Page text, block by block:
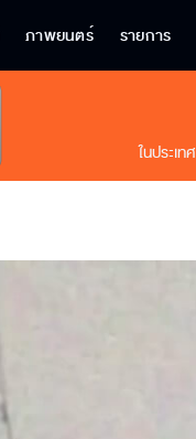
ภาพยนตร์ รายการ
ในประเทศ